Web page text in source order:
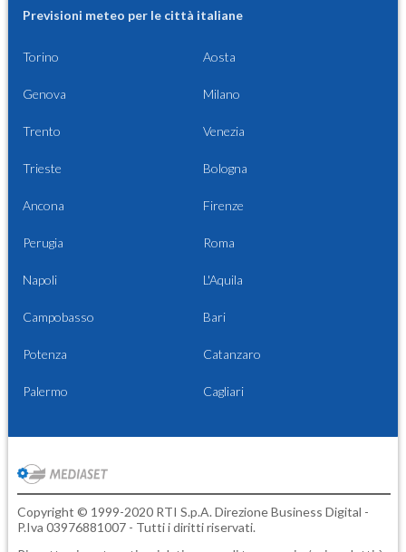
Previsioni meteo per le città italiane
Torino Aosta
Genova Milano
Trento Venezia
Trieste Bologna
Ancona Firenze
Perugia Roma
Napoli L'Aquila
Campobasso Bari
Potenza Catanzaro
Palermo Cagliari
Copyright © 1999-2020 RTI S.p.A. Direzione Business Digital -
P.Iva 03976881007 - Tutti i diritti riservati.